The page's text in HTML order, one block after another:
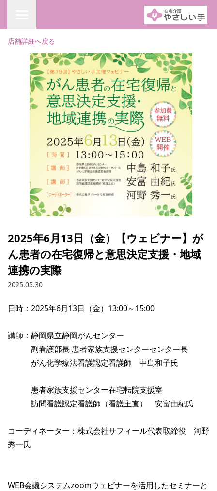
店舗詳細へ戻る
2025年6月13日（金）【ウェビナー】が
ん患者の在宅復帰と意思決定支援・地域
連携の実際
2025.05.30
日時：2025年6月13日（金）13:00～15:00
講師：静岡県立静岡がんセンター
副看護部長 患者家族支援センターセンター長
がん化学療法看護認定看護師　中島和子氏
患者家族支援センター在宅転院支援室
訪問看護認定看護師（看護主査）　安富由紀氏
コーディネーター：株式会社サフィール代表取締役　河野
秀一氏
WEB会議システムzoomウェビナーを活用したセミナーと